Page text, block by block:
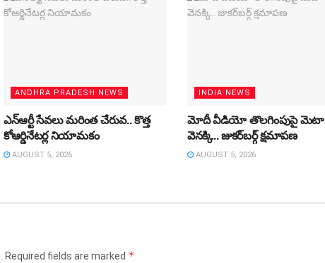
ANDHRA PRADESH NEWS
ఎన్ఆర్టీ సేవలు మరింత చేరువ.. కొత్త
కోఆర్డినేటర్ల నియామకం
AUGUST 5, 2026
INDIA NEWS
మోదీ వీడియో తొలగింపుపై మెటా
వెనక్కి.. జుకర్‌బర్గ్ క్షమాపణ
AUGUST 5, 2026
Required fields are marked *